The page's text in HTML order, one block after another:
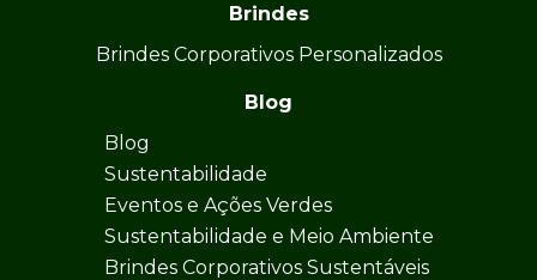
Brindes
Brindes Corporativos Personalizados
Blog
Blog
Sustentabilidade
Eventos e Ações Verdes
Sustentabilidade e Meio Ambiente
Brindes Corporativos Sustentáveis